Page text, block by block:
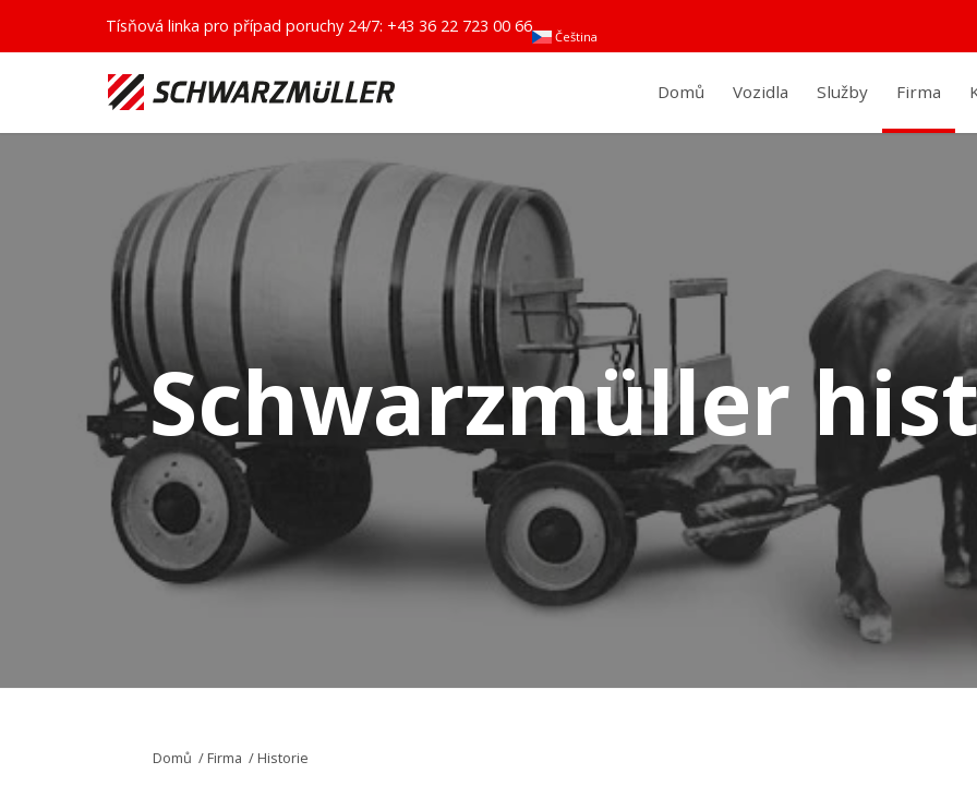
Čeština
Tísňová linka pro případ poruchy 24/7: +43 36 22 723 00 66
Domů Vozidla Služby Firma
Schwarzmüller
Domů / Firma / Historie